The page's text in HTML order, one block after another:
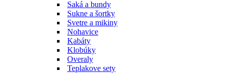
Saká a bundy
Sukne a šortky
Svetre a mikiny
Nohavice
Kabáty
Klobúky
Overaly
Teplakove sety